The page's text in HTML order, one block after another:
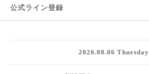
公式ライン登録
2026.08.06 Thursday